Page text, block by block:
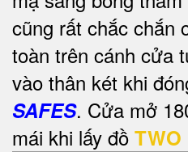
cũng rất chắc chắn
toàn trên cánh cửa
vào thân két khi
SAFES. Cửa mở
mái khi lấy đồ TWO